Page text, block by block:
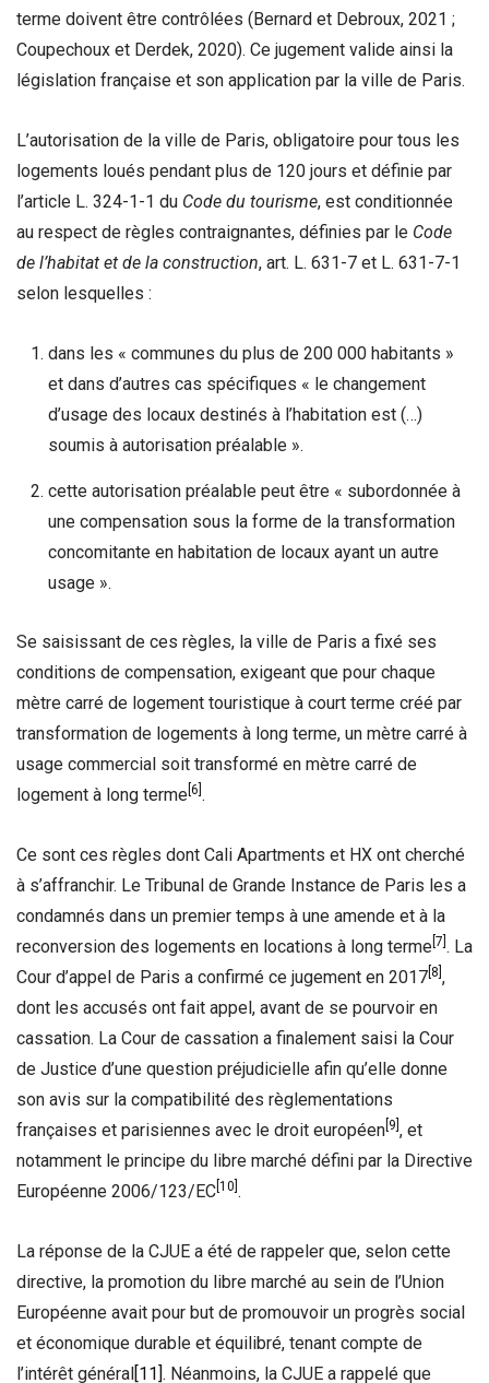
terme doivent être contrôlées (Bernard et Debroux, 2021 ;
Coupechoux et Derdek, 2020). Ce jugement valide ainsi la
législation française et son application par la ville de Paris.
L’autorisation de la ville de Paris, obligatoire pour tous les
logements loués pendant plus de 120 jours et définie par
l’article L. 324-1-1 du Code du tourisme, est conditionnée
au respect de règles contraignantes, définies par le Code
de l’habitat et de la construction, art. L. 631-7 et L. 631-7-1
selon lesquelles :
dans les « communes du plus de 200 000 habitants »
et dans d’autres cas spécifiques « le changement
d’usage des locaux destinés à l’habitation est (…)
soumis à autorisation préalable ».
cette autorisation préalable peut être « subordonnée à
une compensation sous la forme de la transformation
concomitante en habitation de locaux ayant un autre
usage ».
Se saisissant de ces règles, la ville de Paris a fixé ses
conditions de compensation, exigeant que pour chaque
mètre carré de logement touristique à court terme créé par
transformation de logements à long terme, un mètre carré à
usage commercial soit transformé en mètre carré de
logement à long terme [6] .
Ce sont ces règles dont Cali Apartments et HX ont cherché
à s’affranchir. Le Tribunal de Grande Instance de Paris les a
condamnés dans un premier temps à une amende et à la
reconversion des logements en locations à long terme [7] . La
Cour d’appel de Paris a confirmé ce jugement en 2017 [8] ,
dont les accusés ont fait appel, avant de se pourvoir en
cassation. La Cour de cassation a finalement saisi la Cour
de Justice d’une question préjudicielle afin qu’elle donne
son avis sur la compatibilité des règlementations
françaises et parisiennes avec le droit européen [9] , et
notamment le principe du libre marché défini par la Directive
Européenne 2006/123/EC [10] .
La réponse de la CJUE a été de rappeler que, selon cette
directive, la promotion du libre marché au sein de l’Union
Européenne avait pour but de promouvoir un progrès social
et économique durable et équilibré, tenant compte de
l’intérêt général[11]. Néanmoins, la CJUE a rappelé que